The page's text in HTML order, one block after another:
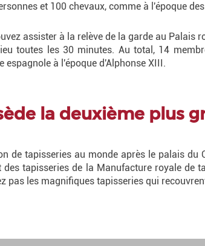
et 100 chevaux, comme à l'époque
assister à la relève de la garde au Palais
toutes les 30 minutes. Au total, 14
espagnole à l'époque d'Alphonse XIII.
la deuxième plus
de tapisseries au monde après le palais
tapisseries de la Manufacture royale de
pas les magnifiques tapisseries qui